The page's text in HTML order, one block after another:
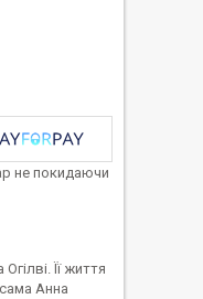
не покидаючи
Її життя
Анна